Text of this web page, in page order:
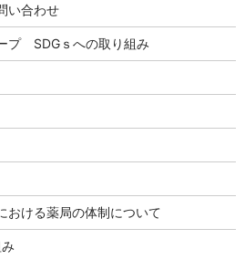
い合わせ
プ SDGｓへの取り組み
おける薬局の体制について